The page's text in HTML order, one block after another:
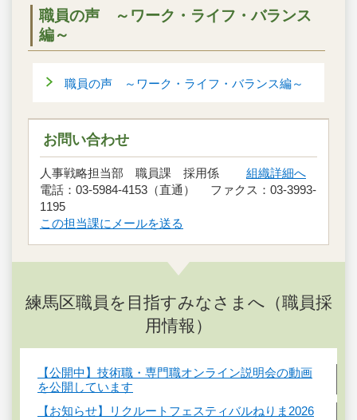
職員の声 ～ワーク・ライフ・バランス
編～
職員の声 ～ワーク・ライフ・バランス編～
お問い合わせ
人事戦略担当部 職員課 採用係 組織詳細へ
電話：03-5984-4153（直通） ファクス：03-3993-
1195
この担当課にメールを送る
練馬区職員を目指すみなさまへ（職員採
用情報）
【公開中】技術職・専門職オンライン説明会の動画
を公開しています
【お知らせ】リクルートフェスティバルねりま2026